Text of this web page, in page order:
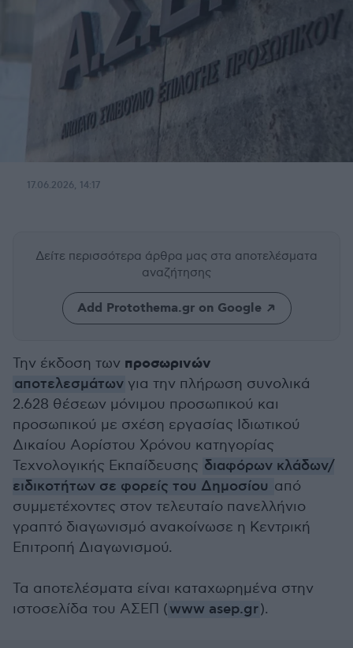
17.06.2026, 14:17
Δείτε περισσότερα άρθρα μας στα αποτελέσματα
αναζήτησης
Add Protothema.gr on Google
Την έκδοση των προσωρινών
αποτελεσμάτων για την πλήρωση συνολικά
2.628 θέσεων μόνιμου προσωπικού και
προσωπικού με σχέση εργασίας Ιδιωτικού
Δικαίου Αορίστου Χρόνου κατηγορίας
Τεχνολογικής Εκπαίδευσης διαφόρων κλάδων/
ειδικοτήτων σε φορείς του Δημοσίου από
συμμετέχοντες στον τελευταίο πανελλήνιο
γραπτό διαγωνισμό ανακοίνωσε η Κεντρική
Επιτροπή Διαγωνισμού.
Τα αποτελέσματα είναι καταχωρημένα στην
ιστοσελίδα του ΑΣΕΠ (www asep.gr).